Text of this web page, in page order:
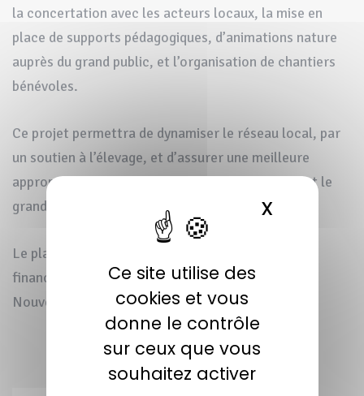
Ce site utilise des
cookies et vous
donne le contrôle
sur ceux que vous
souhaitez activer
X
la concertation avec les acteurs locaux, la mise en
place de supports pédagogiques, d’animations nature
auprès du grand public, et l’organisation de chantiers
bénévoles.
Ce projet permettra de dynamiser le réseau local, par
un soutien à l’élevage, et d’assurer une meilleure
appropriation des enjeux par les acteurs locaux et le
grand public.
Le plan de financement intègre également des
financements complémentaires par la Région
Nouvelle-Aquitaine.